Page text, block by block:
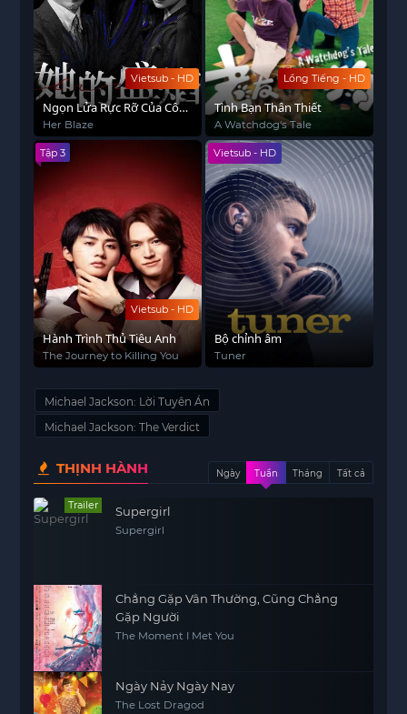
Vietsub - HD
Ngọn Lửa Rực Rỡ Của Cô
Ấy
Her Blaze
Lồng Tiếng - HD
Tình Bạn Thân Thiết
A Watchdog‘s Tale
Vietsub - HD
Tập 3
Hành Trình Thủ Tiêu Anh
The Journey to Killing You
Vietsub - HD
Bộ chỉnh âm
Tuner
Michael Jackson: Lời Tuyên Án
Michael Jackson: The Verdict
THỊNH HÀNH Ngày Tuần Tháng Tất cả
Trailer Supergirl
Supergirl
Chẳng Gặp Vân Thường, Cũng Chẳng
Gặp Người
The Moment I Met You
Ngày Nảy Ngày Nay
The Lost Dragod